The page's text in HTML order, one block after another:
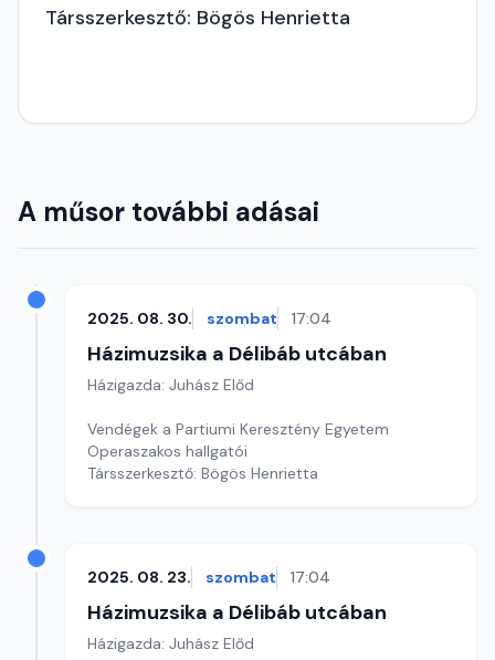
Társszerkesztő: Bögös Henrietta
A műsor további adásai
2025. 08. 30. szombat 17:04
Házimuzsika a Délibáb utcában
Házigazda: Juhász Előd
Vendégek a Partiumi Keresztény Egyetem
Operaszakos hallgatói
Társszerkesztő: Bögös Henrietta
2025. 08. 23. szombat 17:04
Házimuzsika a Délibáb utcában
Házigazda: Juhász Előd